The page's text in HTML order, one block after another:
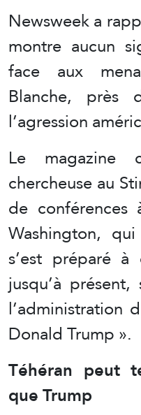
Newsweek a
montre aucun
face aux
Blanche, près
l’agression
Le magazine
chercheuse au
de conférences
Washington,
s’est préparé
jusqu’à
l’administration
Donald Trump ».
Téhéran peut
que Trump